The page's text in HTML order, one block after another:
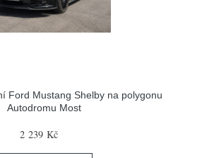
Ford Mustang Shelby na polygonu
Autodromu Most
2 239 Kč